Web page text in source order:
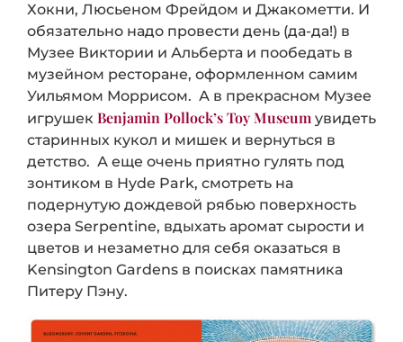
Хокни, Люсьеном Фрейдом и Джакометти. И
обязательно надо провести день (да-да!) в
Музее Виктории и Альберта и пообедать в
музейном ресторане, оформленном самим
Уильямом Моррисом. А в прекрасном Музее
игрушек Benjamin Pollock’s Toy Museum увидеть
старинных кукол и мишек и вернуться в
детство. А еще очень приятно гулять под
зонтиком в Hyde Park, смотреть на
подернутую дождевой рябью поверхность
озера Serpentine, вдыхать аромат сырости и
цветов и незаметно для себя оказаться в
Kensington Gardens в поисках памятника
Питеру Пэну.